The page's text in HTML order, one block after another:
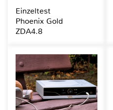
Einzeltest
Phoenix Gold
ZDA4.8